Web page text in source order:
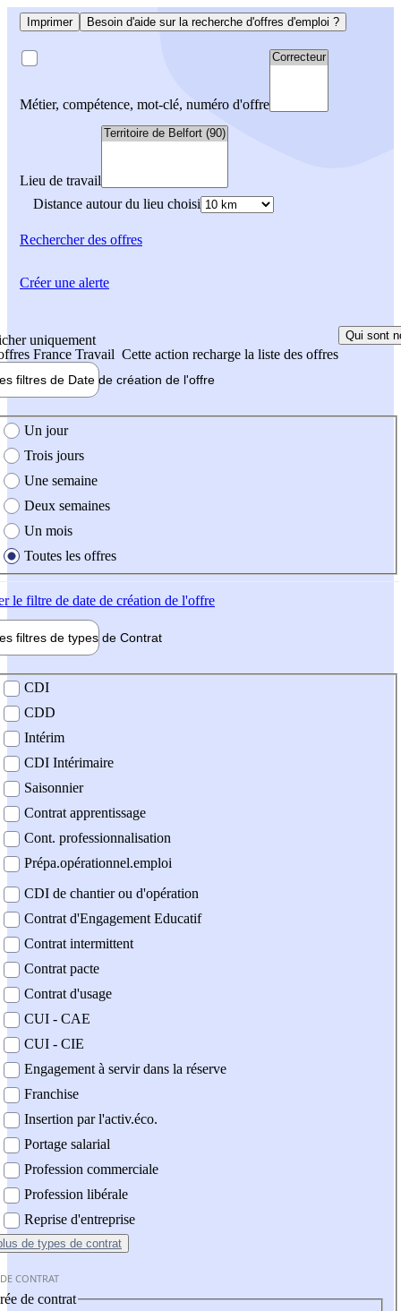
Imprimer Besoin d'aide sur la recherche d'offres d'emploi ?
Métier, compétence, mot-clé, numéro d'offre
Lieu de travail
Distance autour du lieu choisi
Rechercherdes offres
uniquement
France Travail Cette action recharge la liste des offres
Qui sont
filtres de Date de création de l'offre
création de l'offre
Un jour
Trois jours
Une semaine
Deux semaines
Un mois
Toutes les offres
le filtre de date de création de l'offre
filtres de types de Contrat
contrat
CDI
CDD
Intérim
CDI Intérimaire
Saisonnier
Contrat apprentissage
Cont. professionnalisation
Prépa.opérationnel.emploi
CDI de chantier ou d'opération
Contrat d'Engagement Educatif
Contrat intermittent
Contrat pacte
Contrat d'usage
CUI - CAE
CUI - CIE
Engagement à servir dans la réserve
Franchise
Insertion par l'activ.éco.
Portage salarial
Profession commerciale
Profession libérale
Reprise d'entreprise
de types de contrat
CONTRAT
de contrat
Créer une alerte